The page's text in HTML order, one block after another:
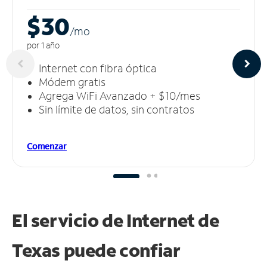
$30/mo
por 1 año
Internet con fibra óptica
Módem gratis
Agrega WiFi Avanzado + $10/mes
Sin límite de datos, sin contratos
Comenzar
El servicio de Internet de
Texas puedeconfiar